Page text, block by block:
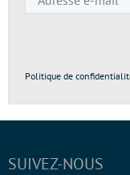
Politique de
SUIVEZ-NOUS